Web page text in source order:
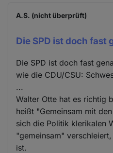
A.S. (nicht überprüft)
Die SPD ist doch fast
Die SPD ist doch fast
wie die CDU/CSU:
...
Walter Otte hat es richtig
heißt "Gemeinsam mit
sich die Politik klerikalen
"gemeinsam"
ist.